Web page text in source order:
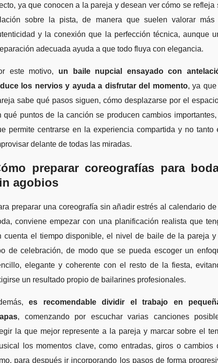
ya que conocen a la pareja y desean ver cómo se refleja
sobre la pista, de manera que suelen valorar más
y la conexión que la perfección técnica, aunque
adecuada ayuda a que todo fluya con elegancia.
este motivo, un baile nupcial ensayado con
los nervios y ayuda a disfrutar del momento, ya
sabe qué pasos siguen, cómo desplazarse por el
qué puntos de la canción se producen cambios
permite centrarse en la experiencia compartida y no tanto
delante de todas las miradas.
preparar coreografías para
agobios
preparar una coreografía sin añadir estrés al calendario
conviene empezar con una planificación realista que
cuenta el tiempo disponible, el nivel de baile de la pareja
de celebración, de modo que se pueda escoger un
elegante y coherente con el resto de la fiesta,
un resultado propio de bailarines profesionales.
es recomendable dividir el trabajo en
, comenzando por escuchar varias canciones
la que mejor represente a la pareja y marcar sobre el
los momentos clave, como entradas, giros o cambios
para después ir incorporando los pasos de forma